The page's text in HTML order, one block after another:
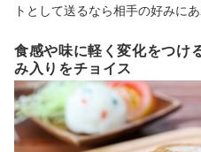
トとして送るなら相手の好みに
食感や味に軽く変化をつけ
み入りをチョイス